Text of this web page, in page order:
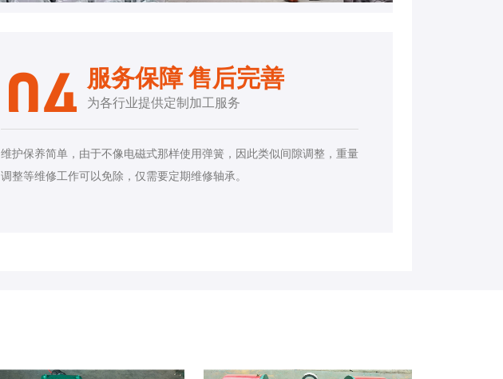
04 服务保障 售后完善
为各行业提供定制加工服务
维护保养简单，由于不像电磁式那样使用弹簧，因此类似间隙调整，重量
调整等维修工作可以免除，仅需要定期维修轴承。